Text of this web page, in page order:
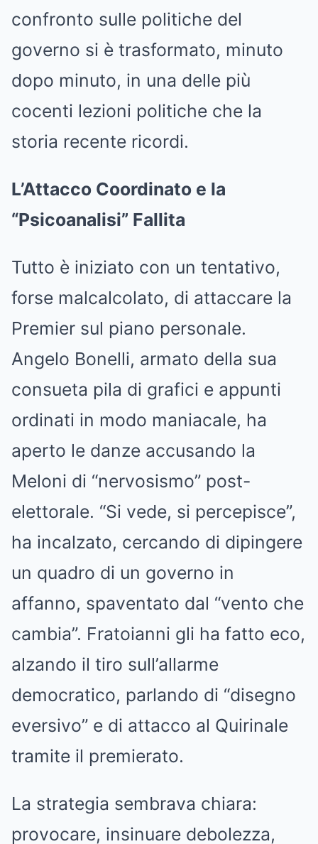
confronto sulle politiche del
governo si è trasformato, minuto
dopo minuto, in una delle più
cocenti lezioni politiche che la
storia recente ricordi.
L’Attacco Coordinato e la
“Psicoanalisi” Fallita
Tutto è iniziato con un tentativo,
forse malcalcolato, di attaccare la
Premier sul piano personale.
Angelo Bonelli, armato della sua
consueta pila di grafici e appunti
ordinati in modo maniacale, ha
aperto le danze accusando la
Meloni di “nervosismo” post-
elettorale. “Si vede, si percepisce”,
ha incalzato, cercando di dipingere
un quadro di un governo in
affanno, spaventato dal “vento che
cambia”. Fratoianni gli ha fatto eco,
alzando il tiro sull’allarme
democratico, parlando di “disegno
eversivo” e di attacco al Quirinale
tramite il premierato.
La strategia sembrava chiara:
provocare, insinuare debolezza,